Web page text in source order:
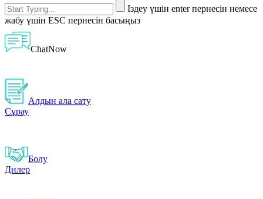
Іздеу үшін enter пернесін немесе
жабу үшін ESC пернесін басыңыз
ChatNow
Алдын ала сату
Сұрау
Болу
Дилер